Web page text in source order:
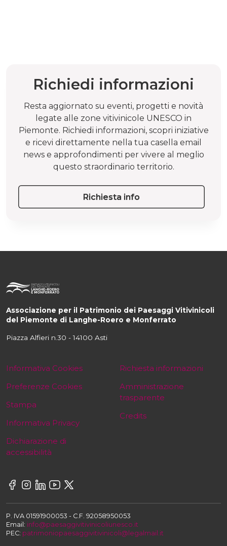
Richiedi informazioni
Resta aggiornato su eventi, progetti e novità
legate alle zone vitivinicole UNESCO in
Piemonte. Richiedi informazioni, scopri iniziative
e ricevi direttamente nella tua casella email
news e approfondimenti per vivere al meglio
questo straordinario territorio.
Richiesta info
Associazione per il Patrimonio dei Paesaggi Vitivinicoli
del Piemonte di Langhe-Roero e Monferrato
Piazza Alfieri n.30 - 14100 Asti
Informativa Cookies
Preferenze Cookies
Stampa
Informativa Privacy
Dichiarazione di
accessibilità
Richiesta informazioni
Amministrazione
trasparente
Credits
P. IVA 01591900053 - C.F. 92058950053
Email: info@paesaggivitivinicoliunesco.it
PEC: patrimoniopaesaggivitivinicoli@legalmail.it